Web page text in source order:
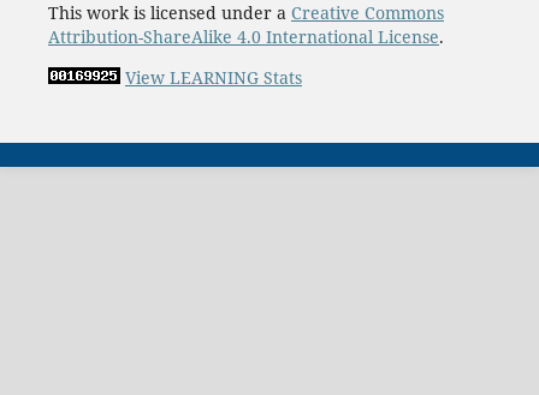
This work is licensed under a Creative Commons
Attribution-ShareAlike 4.0 International License.
View LEARNING Stats